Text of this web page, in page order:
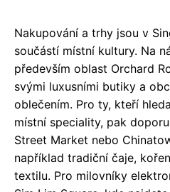
Nakupování a trhy jsou v
součástí místní kultury. Na
především oblast Orchard
svými luxusními butiky a
oblečením. Pro ty, kteří
místní speciality, pak
Street Market nebo
například tradiční čaje,
textilu. Pro milovníky